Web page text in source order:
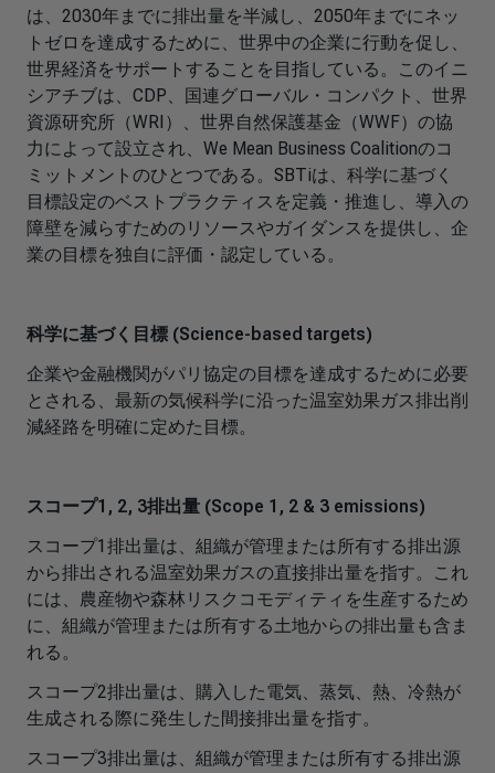
は、2030年までに排出量を半減し、2050年までにネッ
トゼロを達成するために、世界中の企業に行動を促し、
世界経済をサポートすることを目指している。このイニ
シアチブは、CDP、国連グローバル・コンパクト、世界
資源研究所（WRI）、世界自然保護基金（WWF）の協
力によって設立され、We Mean Business Coalitionのコ
ミットメントのひとつである。SBTiは、科学に基づく
目標設定のベストプラクティスを定義・推進し、導入の
障壁を減らすためのリソースやガイダンスを提供し、企
業の目標を独自に評価・認定している。
科学に基づく目標 (Science-based targets)
企業や金融機関がパリ協定の目標を達成するために必要
とされる、最新の気候科学に沿った温室効果ガス排出削
減経路を明確に定めた目標。
スコープ1, 2, 3排出量 (Scope 1, 2 & 3 emissions)
スコープ1排出量は、組織が管理または所有する排出源
から排出される温室効果ガスの直接排出量を指す。これ
には、農産物や森林リスクコモディティを生産するため
に、組織が管理または所有する土地からの排出量も含ま
れる。
スコープ2排出量は、購入した電気、蒸気、熱、冷熱が
生成される際に発生した間接排出量を指す。
スコープ3排出量は、組織が管理または所有する排出源